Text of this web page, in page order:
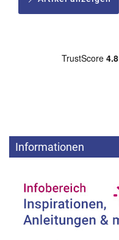
Informationen